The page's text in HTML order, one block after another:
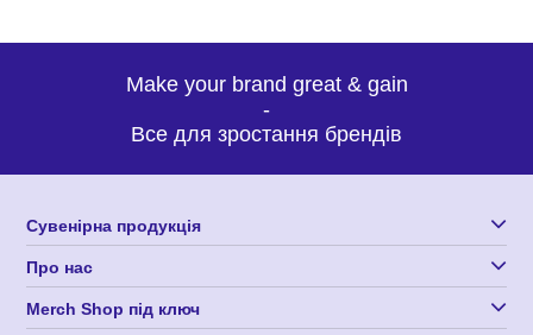
Make your brand great & gain
-
Все для зростання брендів
Сувенірна продукція
Про нас
Merch Shop під ключ